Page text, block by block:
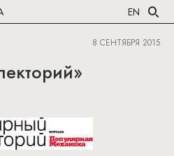
EN
8 СЕНТЯБРЯ 2015